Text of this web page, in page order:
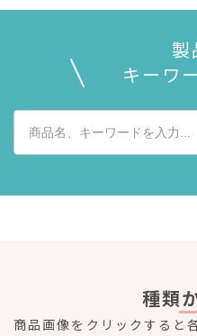
製
キーワ
種類
商品画像をクリックすると